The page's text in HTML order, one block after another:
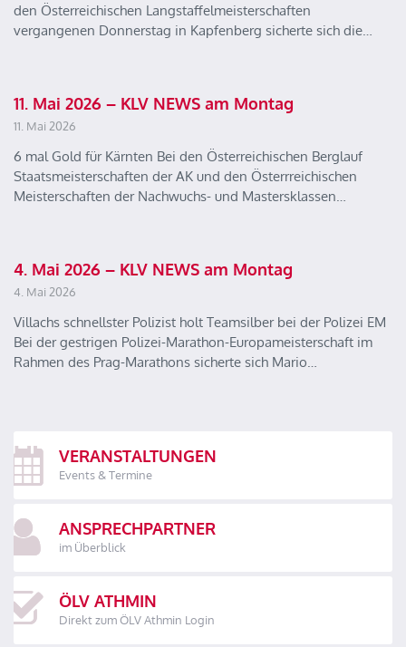
den Österreichischen Langstaffelmeisterschaften
vergangenen Donnerstag in Kapfenberg sicherte sich die…
11. Mai 2026 – KLV NEWS am Montag
11. Mai 2026
6 mal Gold für Kärnten Bei den Österreichischen Berglauf
Staatsmeisterschaften der AK und den Österrreichischen
Meisterschaften der Nachwuchs- und Mastersklassen…
4. Mai 2026 – KLV NEWS am Montag
4. Mai 2026
Villachs schnellster Polizist holt Teamsilber bei der Polizei EM
Bei der gestrigen Polizei-Marathon-Europameisterschaft im
Rahmen des Prag-Marathons sicherte sich Mario…
VERANSTALTUNGEN
Events & Termine
ANSPRECHPARTNER
im Überblick
ÖLV ATHMIN
Direkt zum ÖLV Athmin Login